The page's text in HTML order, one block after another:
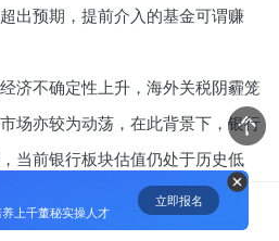
何分
解读-
说
出预期，提前介入的基金可谓赚
济不确定性上升，海外关税阴霾笼
场亦较为动荡，在此背景下，银行
当前银行板块估值仍处于历史低
股息率已超过5%，其长期配置价
上千董秘实操人才
立即报名